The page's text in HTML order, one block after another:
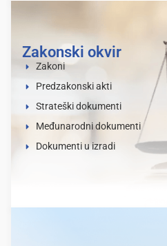
Zakonski okvir
Zakoni
Predzakonski akti
Strateški dokumenti
Međunarodni dokumenti
Dokumenti u izradi